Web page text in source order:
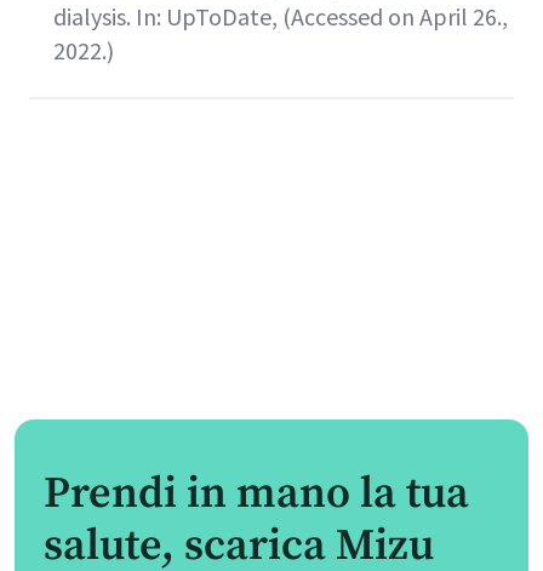
dialysis. In: UpToDate, (Accessed on April 26.,
2022.)
Prendi in mano la tua
salute, scarica Mizu